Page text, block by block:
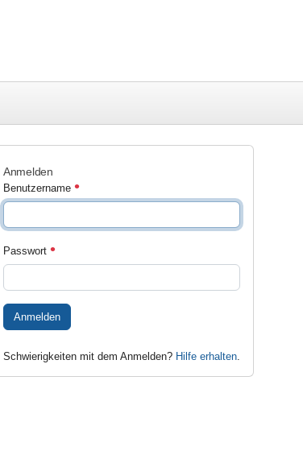
Anmelden
Benutzername
Passwort
Anmelden
Schwierigkeiten mit dem Anmelden? Hilfe erhalten.